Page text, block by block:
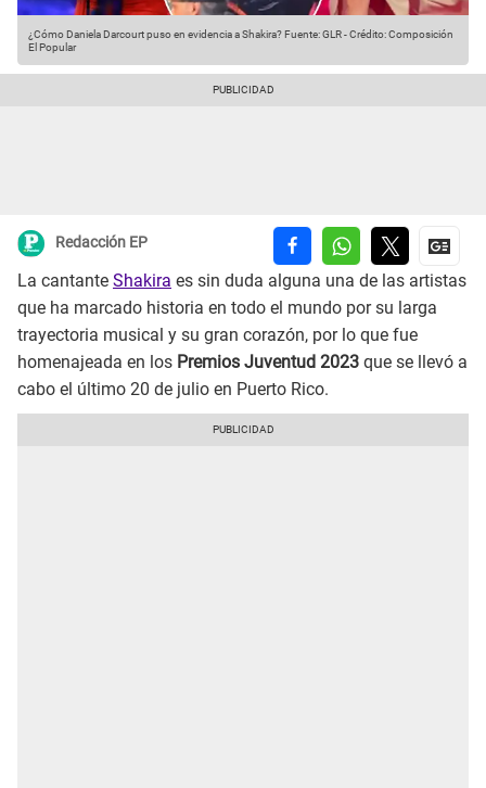
¿Cómo Daniela Darcourt puso en evidencia a Shakira?Fuente: GLR-Crédito: Composición
El Popular
Redacción EP
La cantante Shakira es sin duda alguna una de las artistas
que ha marcado historia en todo el mundo por su larga
trayectoria musical y su gran corazón, por lo que fue
homenajeada en los Premios Juventud 2023 que se llevó a
cabo el último 20 de julio en Puerto Rico.